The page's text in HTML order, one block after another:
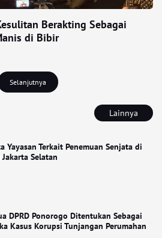
Lainnya
Yayasan Terkait Penemuan Senjata di
Selatan
DPRD Ponorogo Ditentukan Sebagai
Kasus Korupsi Tunjangan Perumahan
Berakting Sebagai
di Bibir
Selanjutnya